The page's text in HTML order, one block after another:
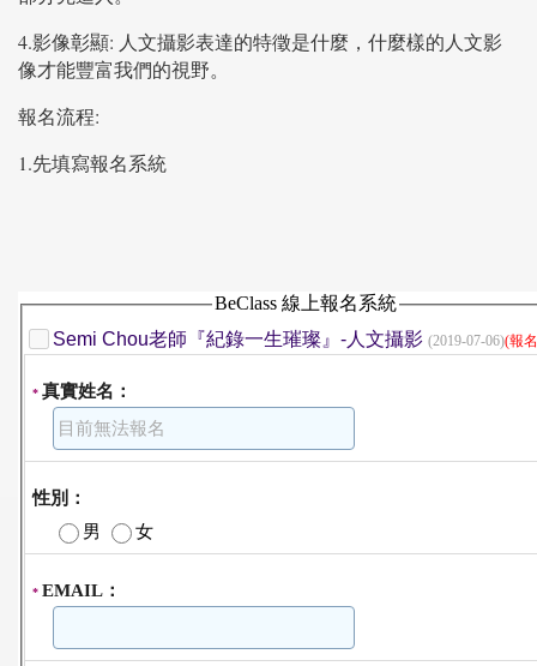
4.影像彰顯: 人文攝影表達的特徵是什麼，什麼樣的人文影
像才能豐富我們的視野。
報名流程:
1.先填寫報名系統